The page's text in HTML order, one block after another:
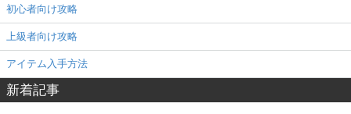
初心者向け攻略
上級者向け攻略
アイテム入手方法
新着記事